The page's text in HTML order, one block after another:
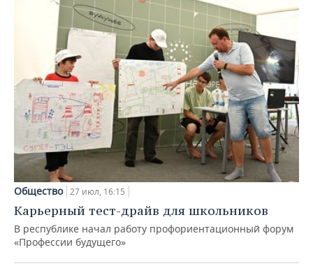
Общество 27 июл, 16:15
Карьерный тест-драйв для школьников
В республике начал работу профориентационный форум
«Профессии будущего»